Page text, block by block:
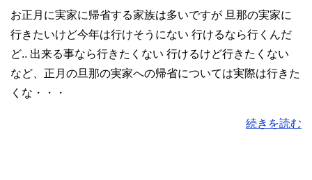
お正月に実家に帰省する家族は多いですが 旦那の実家に
行きたいけど今年は行けそうにない 行けるなら行くんだ
ど.. 出来る事なら行きたくない 行けるけど行きたくない
など、正月の旦那の実家への帰省については実際は行きた
くな・・・
続きを読む